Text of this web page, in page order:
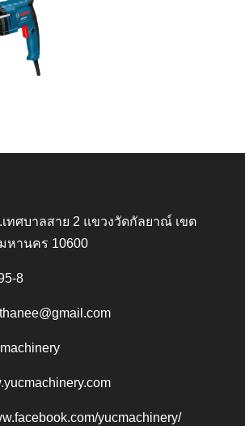
เทศบาลสาย 2 แขวงวัดกัลยาณ์ เขต
หานคร 10600
8
yucmachinery/